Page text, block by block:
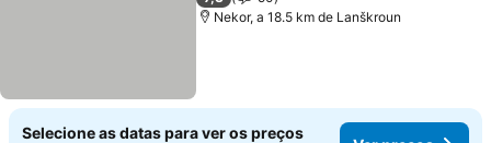
Nekor, a 18.5 km de Lanškroun
Selecione as datas para ver os preços